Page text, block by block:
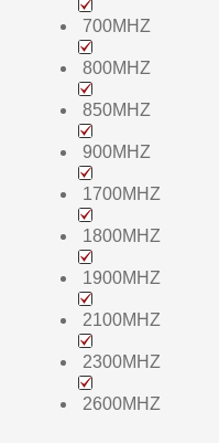
700MHZ
800MHZ
850MHZ
900MHZ
1700MHZ
1800MHZ
1900MHZ
2100MHZ
2300MHZ
2600MHZ